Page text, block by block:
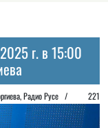
г. в 15:00
Радио Русе / 221